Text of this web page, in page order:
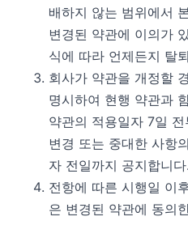
배하지 않는 범위에서
변경된 약관에 이의가
식에 따라 언제든지 탈
회사가 약관을 개정할
명시하여 현행 약관과
약관의 적용일자 7일
변경 또는 중대한 사항
자 전일까지 공지합니다.
전항에 따른 시행일 이
은 변경된 약관에 동의